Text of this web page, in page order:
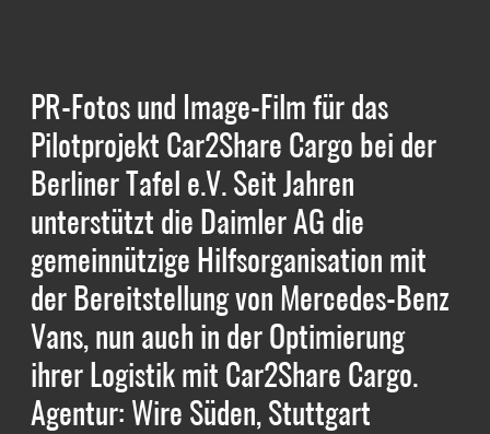
PR-Fotos und Image-Film für das
Pilotprojekt Car2Share Cargo bei der
Berliner Tafel e.V. Seit Jahren
unterstützt die Daimler AG die
gemeinnützige Hilfsorganisation mit
der Bereitstellung von Mercedes-Benz
Vans, nun auch in der Optimierung
ihrer Logistik mit Car2Share Cargo.
Agentur: Wire Süden, Stuttgart